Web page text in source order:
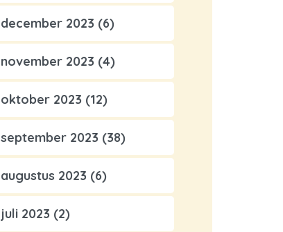
december 2023 (6)
november 2023 (4)
oktober 2023 (12)
september 2023 (38)
augustus 2023 (6)
juli 2023 (2)